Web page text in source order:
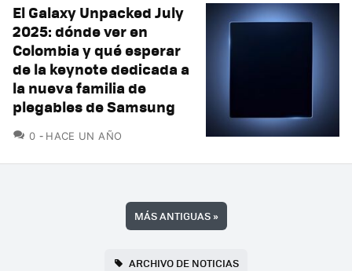
El Galaxy Unpacked July
2025: dónde ver en
Colombia y qué esperar
de la keynote dedicada a
la nueva familia de
plegables de Samsung
0 COMENTARIOS
HACE UN AÑO
MÁS ANTIGUAS»
ARCHIVO DE NOTICIAS